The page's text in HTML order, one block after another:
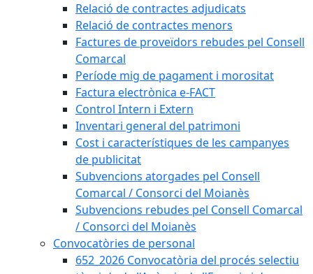
Relació de contractes adjudicats
Relació de contractes menors
Factures de proveïdors rebudes pel Consell
Comarcal
Període mig de pagament i morositat
Factura electrònica e-FACT
Control Intern i Extern
Inventari general del patrimoni
Cost i característiques de les campanyes
de publicitat
Subvencions atorgades pel Consell
Comarcal / Consorci del Moianès
Subvencions rebudes pel Consell Comarcal
/ Consorci del Moianès
Convocatòries de personal
652_2026 Convocatòria del procés selectiu